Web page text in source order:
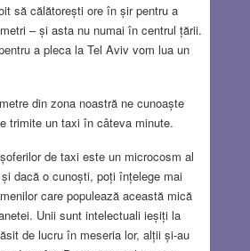
să călătorești ore în șir pentru a
– și asta nu numai în centrul țării.
a pleca la Tel Aviv vom lua un
din zona noastră ne cunoaște
trimite un taxi în câteva minute.
de taxi este un microcosm al
dacă o cunoști, poți înțelege mai
care populează această mică
Unii sunt intelectuali ieșiți la
de lucru în meseria lor, alții și-au